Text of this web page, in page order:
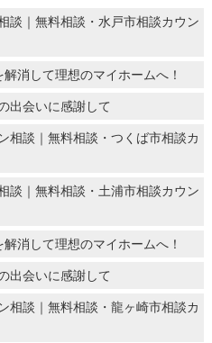
談｜無料相談・水戸市相談カウン
消して理想のマイホームへ！
出会いに感謝して
相談｜無料相談・つくば市相談カ
談｜無料相談・土浦市相談カウン
消して理想のマイホームへ！
出会いに感謝して
相談｜無料相談・龍ヶ崎市相談カ